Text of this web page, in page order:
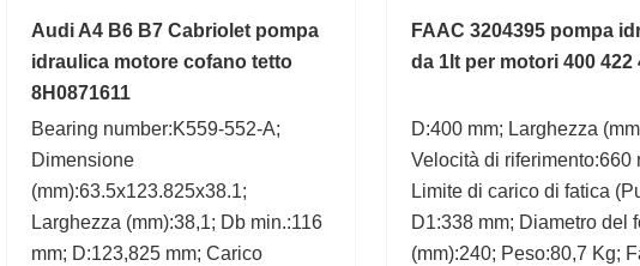
Audi A4 B6 B7 Cabriolet pompa
idraulica motore cofano tetto
8H0871611
Bearing number:K559-552-A;
Dimensione
(mm):63.5x123.825x38.1;
Larghezza (mm):38,1; Db min.:116
mm; D:123,825 mm; Carico
FAAC 3204395 pompa
da 1lt per motori 400 422
D:400 mm; Larghezza
Velocità di riferimento:660
Limite di carico di fatica
D1:338 mm; Diametro del
(mm):240; Peso:80,7 Kg;